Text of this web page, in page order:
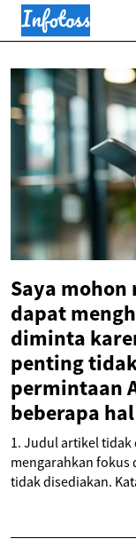
Saya
dapat
diminta
penting
permintaan
beberapa
1. Judul artikel
mengarahkan fokus
tidak disediakan.